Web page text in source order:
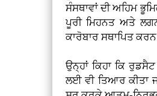
ਸੰਸਥਾਵਾਂ ਦੀ ਅਹਿਮ
ਪੂਰੀ ਮਿਹਨਤ ਅਤੇ
ਕਾਰੋਬਾਰ ਸਥਾਪਿਤ
ਉਨ੍ਹਾਂ ਕਿਹਾ ਕਿ
ਲਈ ਵੀ ਤਿਆਰ ਕੀਤਾ